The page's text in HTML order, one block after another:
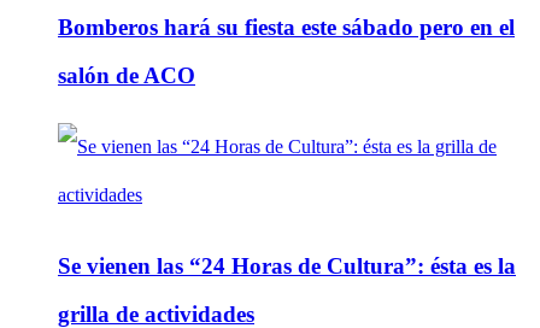
Bomberos hará su fiesta este sábado pero en el
salón de ACO
Se vienen las “24 Horas de Cultura”: ésta es la
grilla de actividades